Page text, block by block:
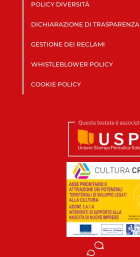
POLICY DIVERSITÀ
DICHIARAZIONE DI TRASPARENZA
GESTIONE DEI RECLAMI
WHISTLEBLOWER POLICY
COOKIE POLICY